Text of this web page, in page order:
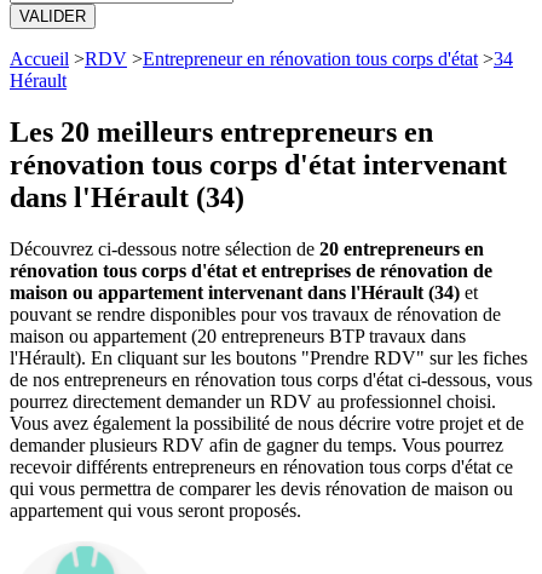
VALIDER
Accueil >RDV >Entrepreneur en rénovation tous corps d'état >34
Hérault
Les 20 meilleurs entrepreneurs en
rénovation tous corps d'état intervenant
dans l'Hérault (34)
Découvrez ci-dessous notre sélection de 20 entrepreneurs en
rénovation tous corps d'état et entreprises de rénovation de
maison ou appartement intervenant dans l'Hérault (34) et
pouvant se rendre disponibles pour vos travaux de rénovation de
maison ou appartement (20 entrepreneurs BTP travaux dans
l'Hérault). En cliquant sur les boutons "Prendre RDV" sur les fiches
de nos entrepreneurs en rénovation tous corps d'état ci-dessous, vous
pourrez directement demander un RDV au professionnel choisi.
Vous avez également la possibilité de nous décrire votre projet et de
demander plusieurs RDV afin de gagner du temps. Vous pourrez
recevoir différents entrepreneurs en rénovation tous corps d'état ce
qui vous permettra de comparer les devis rénovation de maison ou
appartement qui vous seront proposés.